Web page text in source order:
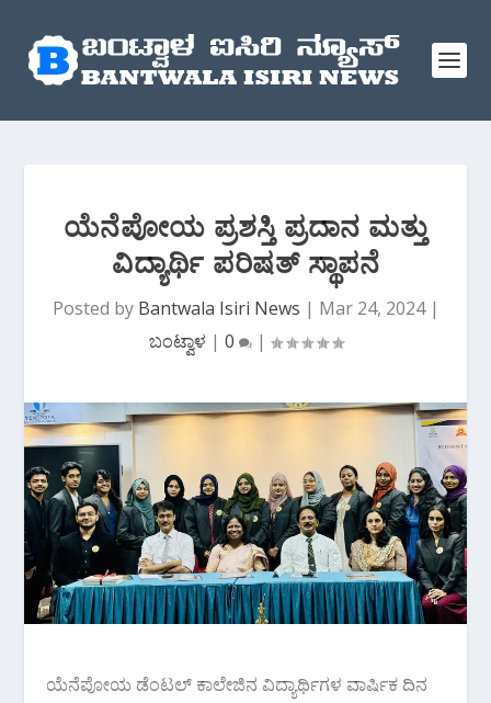
ಯೆನೆಪೋಯ ಪ್ರಶಸ್ತಿ ಪ್ರದಾನ ಮತ್ತು
ವಿದ್ಯಾರ್ಥಿ ಪರಿಷತ್ ಸ್ಥಾಪನೆ
Posted by Bantwala Isiri News | Mar 24, 2024|
ಬಂಟ್ವಾಳ | 0 |
ಯೆನೆಪೋಯ ಡೆಂಟಲ್ ಕಾಲೇಜಿನ ವಿದ್ಯಾರ್ಥಿಗಳ ವಾರ್ಷಿಕ ದಿನ